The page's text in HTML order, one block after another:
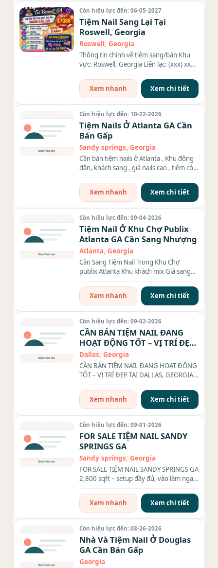
Còn hiệu lực đến: 06-05-2027
Tiệm Nail Sang Lại Tại
Roswell, Georgia
Roswell, Georgia
Thông tin chính về tiệm sang/bán Khu
vực: Roswell, Georgia Liên lạc: (xxx) xxx-
Xem nhanh
Xem chi tiết
Còn hiệu lực đến: 10-22-2026
Tiệm Nails Ở Atlanta GA Cần
Bán Gấp
Sandy springs, Georgia
Cần bán tiệm nails ở Atlanta . Khu đông
dân, khách sang , giá nails cao , tiệm có
Xem nhanh
Xem chi tiết
Còn hiệu lực đến: 09-04-2026
Tiệm Nail Ở Khu Chợ Publix
Atlanta GA Cần Sang Nhượng
Atlanta, Georgia
Cần Sang Tiệm Nail Trong Khu Chợ
publix Atlanta Khu khách mix Giá sang
Xem nhanh
Xem chi tiết
Còn hiệu lực đến: 09-02-2026
CẦN BÁN TIỆM NAIL ĐANG
HOẠT ĐỘNG TỐT – VỊ TRÍ ĐẸP
TẠI DALLAS, GEORGIA.
Dallas, Georgia
CẦN BÁN TIỆM NAIL ĐANG HOẠT ĐỘNG
TỐT – VỊ TRÍ ĐẸP TẠI DALLAS, GEORGIA. -
Xem nhanh
Xem chi tiết
Còn hiệu lực đến: 09-01-2026
FOR SALE TIỆM NAIL SANDY
SPRINGS GA
Sandy springs, Georgia
FOR SALE TIỆM NAIL SANDY SPRINGS GA
2,800 sqft – setup đầy đủ, vào làm ngay
Xem nhanh
Xem chi tiết
Còn hiệu lực đến: 08-26-2026
Nhà Và Tiệm Nail Ở Douglas
GA Cần Bán Gấp
Georgia